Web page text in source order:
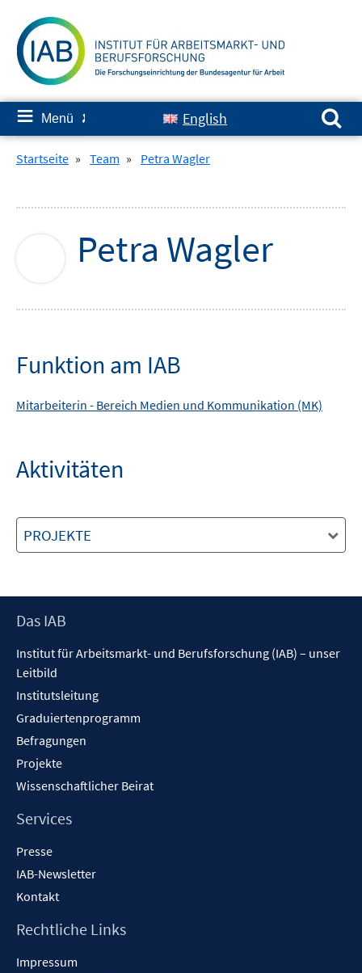
zum
Inhalt
≡ Menü ✘ English
Suchen nach:
Startseite » Team » Petra Wagler
Petra Wagler
Funktion am IAB
Mitarbeiterin - Bereich Medien und Kommunikation (MK)
Aktivitäten
PROJEKTE
Footer
Das IAB
Institut für Arbeitsmarkt- und Berufsforschung (IAB) – unser
Leitbild
Institutsleitung
Graduiertenprogramm
Befragungen
Projekte
Wissenschaftlicher Beirat
Services
Presse
IAB-Newsletter
Kontakt
Rechtliche Links
Impressum